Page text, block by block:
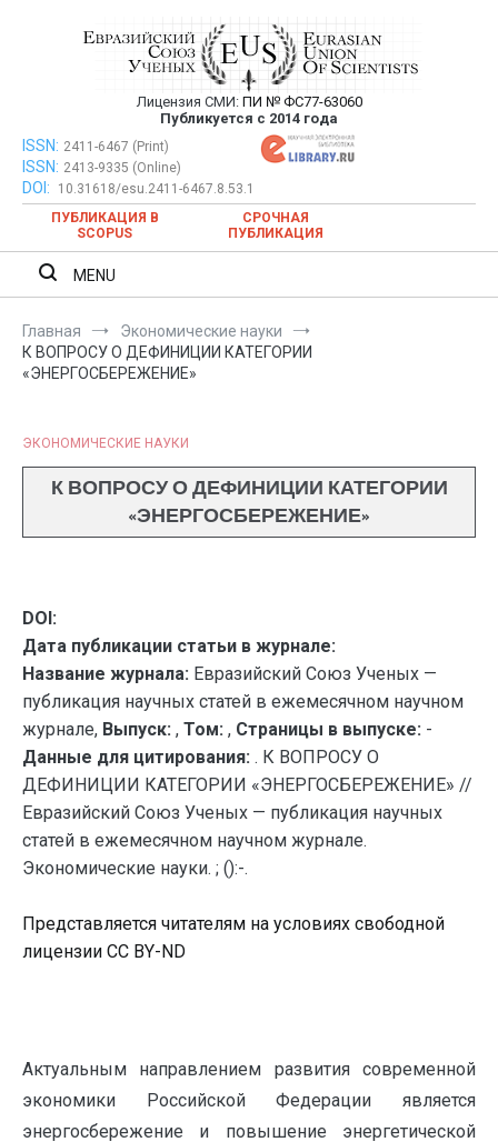
Евразийский Союз Ученых —
публикация научных статей в
ежемесячном научном журнале
Лицензия СМИ: ПИ № ФС77-63060
Публикуется с 2014 года
Евразийский Союз Ученых — публикация научных статей в
ежемесячном научном журнале
ISSN: 2411-6467 (Print)
ISSN: 2413-9335 (Online)
DOI:
10.31618/esu.2411-6467.8.53.1
ПУБЛИКАЦИЯ В
SCOPUS
СРОЧНАЯ
ПУБЛИКАЦИЯ
MENU
Главная
Экономические науки
К ВОПРОСУ О ДЕФИНИЦИИ КАТЕГОРИИ
«ЭНЕРГОСБЕРЕЖЕНИЕ»
ЭКОНОМИЧЕСКИЕ НАУКИ
К ВОПРОСУ О ДЕФИНИЦИИ КАТЕГОРИИ
«ЭНЕРГОСБЕРЕЖЕНИЕ»
DOI:
Дата публикации статьи в журнале:
Название журнала: Евразийский Союз Ученых —
публикация научных статей в ежемесячном научном
журнале, Выпуск: , Том: , Страницы в выпуске: -
Данные для цитирования: . К ВОПРОСУ О
ДЕФИНИЦИИ КАТЕГОРИИ «ЭНЕРГОСБЕРЕЖЕНИЕ» //
Евразийский Союз Ученых — публикация научных
статей в ежемесячном научном журнале.
Экономические науки. ; ():-.
Представляется читателям на условиях свободной
лицензии CC BY-ND
Актуальным направлением развития современной
экономики Российской Федерации является
энергосбережение и повышение энергетической